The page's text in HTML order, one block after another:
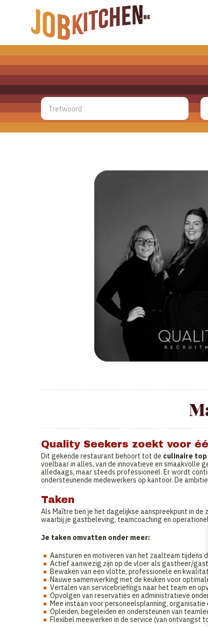
Quality Seekers zoekt voor
Dit gekende restaurant behoort tot de culinaire top
voelbaar in alles, van de innovatieve en smaakvolle
alledaags, maar steeds professioneel. Er wordt
ondersteunende medewerkers op kantoor. De
Taken
Als Maître ben je het dagelijkse aanspreekpunt in
waarbij je gastbeleving, teamcoaching en
Je taken omvatten onder meer:
Aansturen en motiveren van het zaalteam tijdens
Actief aanwezig zijn op de vloer als gastheer/
Bewaken van een vlotte, professionele en
Nauwe samenwerking met de keuken voor
Vertalen van servicebriefings naar het team en
Opvolgen van reservaties en administratieve
Mee instaan voor personeelsplanning, organisatie
Opleiden, begeleiden en ondersteunen van
Flexibel meewerken in de service (van ontvangst